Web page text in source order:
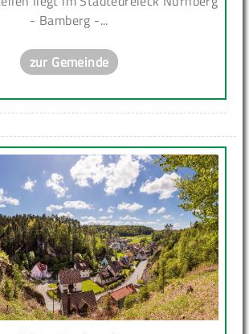
- Bamberg -...
zur Gemeinde